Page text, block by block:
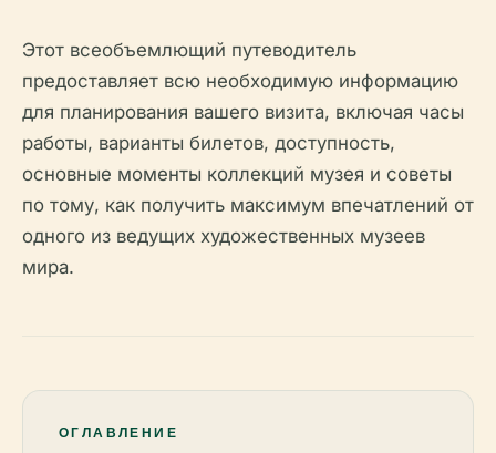
Этот всеобъемлющий путеводитель
предоставляет всю необходимую информацию
для планирования вашего визита, включая часы
работы, варианты билетов, доступность,
основные моменты коллекций музея и советы
по тому, как получить максимум впечатлений от
одного из ведущих художественных музеев
мира.
ОГЛАВЛЕНИЕ